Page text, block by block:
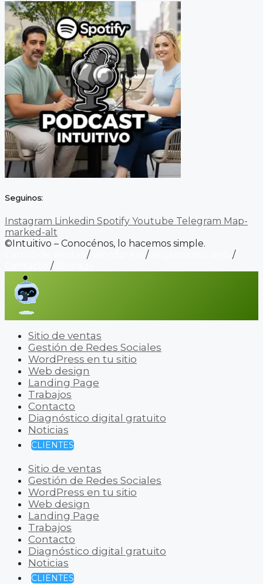
Seguinos:
Instagram Linkedin Spotify Youtube Telegram Map-
marked-alt
©Intuitivo – Conocénos, lo hacemos simple.
/ /
/
/
Sitio de ventas
Gestión de Redes Sociales
WordPress en tu sitio
Web design
Landing Page
Trabajos
Contacto
Diagnóstico digital gratuito
Noticias
CLIENTES
Sitio de ventas
Gestión de Redes Sociales
WordPress en tu sitio
Web design
Landing Page
Trabajos
Contacto
Diagnóstico digital gratuito
Noticias
CLIENTES